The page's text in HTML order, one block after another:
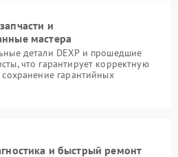
и
мастера
детали DEXP и прошедшие
что гарантирует корректную
гарантийных
и быстрый ремонт